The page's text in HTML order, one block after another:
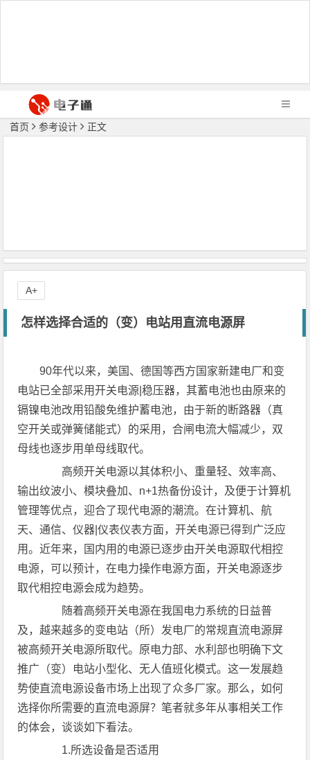
首页 参考设计 正文
怎样选择合适的（变）电站用直流电源屏
90年代以来，美国、德国等西方国家新建电厂和变
电站已全部采用开关电源|稳压器，其蓄电池也由原来的
镉镍电池改用铅酸免维护蓄电池，由于新的断路器（真
空开关或弹簧储能式）的采用，合闸电流大幅减少，双
母线也逐步用单母线取代。
高频开关电源以其体积小、重量轻、效率高、
输出纹波小、模块叠加、n+1热备份设计，及便于计算机
管理等优点，迎合了现代电源的潮流。在计算机、航
天、通信、仪器|仪表仪表方面，开关电源已得到广泛应
用。近年来，国内用的电源已逐步由开关电源取代相控
电源，可以预计，在电力操作电源方面，开关电源逐步
取代相控电源会成为趋势。
随着高频开关电源在我国电力系统的日益普
及，越来越多的变电站（所）发电厂的常规直流电源屏
被高频开关电源所取代。原电力部、水利部也明确下文
推广（变）电站小型化、无人值班化模式。这一发展趋
势使直流电源设备市场上出现了众多厂家。那么，如何
选择你所需要的直流电源屏？笔者就多年从事相关工作
的体会，谈谈如下看法。
1.所选设备是否适用
A+